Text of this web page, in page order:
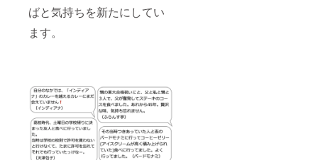
ばと気持ちを新たにしてい
ます。